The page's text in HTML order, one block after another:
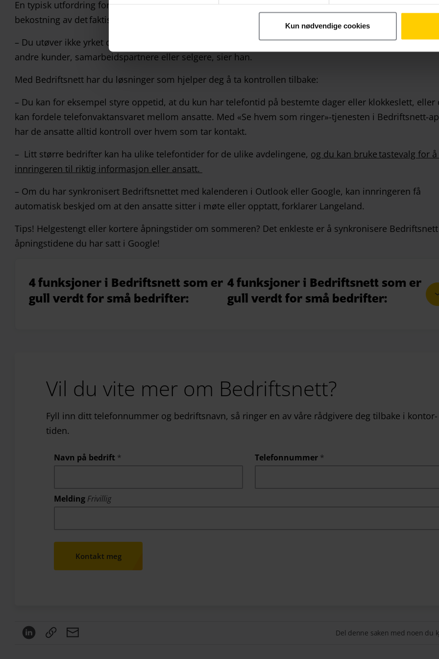
Kun nødvendige cookies
En typisk utfordring for mindre bedrifter er å være tilgjengelige for kundene sine – uten at det går på
bekostning av det faktiske arbeidet som skal utføres. Langeland bruker igjen rørleggeren som
– Du utøver ikke yrket ditt effektivt når du hele tiden må ta pauser i arbeidet for å svare på spørsmål
andre kunder, samarbeidspartnere eller selgere, sier han.
Med Bedriftsnett har du løsninger som hjelper deg å ta kontrollen tilbake:
– Du kan for eksempel styre oppetid, at du kun har telefontid på bestemte dager eller klokkeslett, eller
kan fordele telefonvaktansvaret mellom ansatte. Med «Se hvem som ringer»-tjenesten i Bedriftsnett-
har de ansatte alltid kontroll over hvem som tar kontakt.
– Litt større bedrifter kan ha ulike telefontider for de ulike avdelingene, og du kan bruke tastevalg for
innringeren til riktig informasjon eller ansatt.
– Om du har synkronisert Bedriftsnettet med kalenderen i Outlook eller Google, kan innringeren få
automatisk beskjed om at den ansatte sitter i møte eller opptatt, forklarer Langeland.
Tips! Helgestengt eller kortere åpningstider om sommeren? Det enkleste er å synkronisere
åpningstidene du har satt i Google!
4funksjoner i Bedriftsnett som er
gull verdt for små bedrifter:
4funksjoner i Bedriftsnett som er
gull verdt for små bedrifter:
Vil du vite mer om Bedriftsnett?
Fyll inn ditt telefon­nummer og bedrifts­navn, så ringer en av våre råd­givere deg tilbake i kontor­
tiden.
Navn på bedrift * Telefonnummer *
Melding Frivillig
Kontakt meg
Del denne saken med noen du